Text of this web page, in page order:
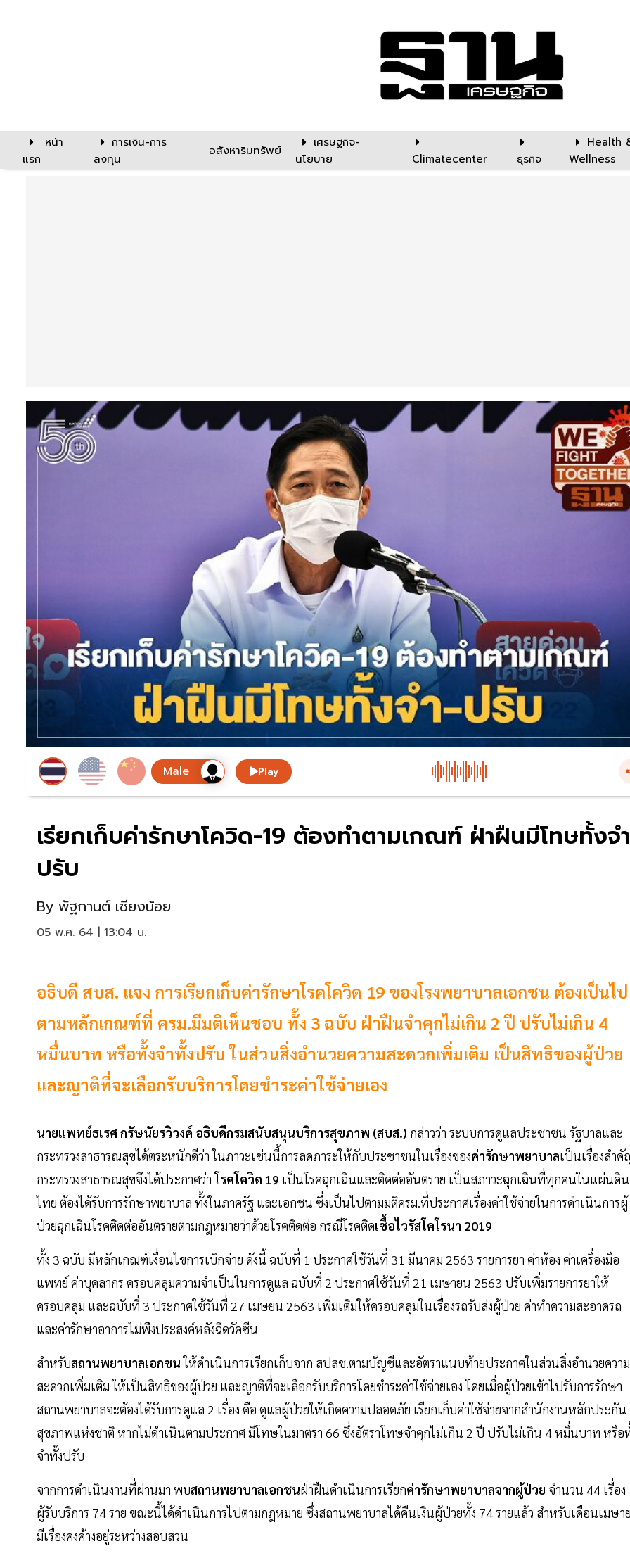
หน้า
แรก
การเงิน-การ
ลงทุน
อสังหาริมทรัพย์
เศรษฐกิจ-
นโยบาย
Climatecenter ธุรกิจ
Health
Wellness
Play
เรียกเก็บค่ารักษาโควิด-19 ต้องทำตามเกณฑ์ ฝ่าฝืนมีโทษทั้งจ
ปรับ
By พัฐกานต์ เชียงน้อย
05 พ.ค. 64 | 13:04 น.
อธิบดี สบส. แจง การเรียกเก็บค่ารักษาโรคโควิด 19 ของโรงพยาบาลเอกชน ต้องเป็นไป
ตามหลักเกณฑ์ที่ ครม.มีมติเห็นชอบ ทั้ง 3 ฉบับ ฝ่าฝืนจำคุกไม่เกิน 2 ปี ปรับไม่เกิน 4
หมื่นบาท หรือทั้งจำทั้งปรับ ในส่วนสิ่งอำนวยความสะดวกเพิ่มเติม เป็นสิทธิของผู้ป่วย
และญาติที่จะเลือกรับบริการโดยชำระค่าใช้จ่ายเอง
นายแพทย์ธเรศ กรัษนัยรวิวงค์ อธิบดีกรมสนับสนุนบริการสุขภาพ (สบส.) กล่าวว่า ระบบการดูแลประชาชน รัฐบาลและ
กระทรวงสาธารณสุขได้ตระหนักดีว่า ในภาวะเช่นนี้การลดภาระให้กับประชาชนในเรื่องของค่ารักษาพยาบาลเป็นเรื่องสำ
กระทรวงสาธารณสุขจึงได้ประกาศว่าโรคโควิด 19 เป็นโรคฉุกเฉินและติดต่ออันตราย เป็นสภาวะฉุกเฉินที่ทุกคนในแผ่นดิน
ไทย ต้องได้รับการรักษาพยาบาล ทั้งในภาครัฐ และเอกชน ซึ่งเป็นไปตามมติครม.ที่ประกาศเรื่องค่าใช้จ่ายในการดำเนินการผู้
ป่วยฉุกเฉินโรคติดต่ออันตรายตามกฎหมายว่าด้วยโรคติดต่อ กรณีโรคติดเชื้อไวรัสโคโรนา 2019
ทั้ง 3 ฉบับ มีหลักเกณฑ์เงื่อนไขการเบิกจ่าย ดังนี้ ฉบับที่ 1 ประกาศใช้วันที่ 31 มีนาคม 2563 รายการยา ค่าห้อง ค่าเครื่องมือ
แพทย์ ค่าบุคลากร ครอบคลุมความจำเป็นในการดูแล ฉบับที่ 2 ประกาศใช้วันที่ 21 เมษายน 2563 ปรับเพิ่มรายการยาให้
ครอบคลุม และฉบับที่ 3 ประกาศใช้วันที่ 27 เมษยน 2563 เพิ่มเติมให้ครอบคลุมในเรื่องรถรับส่งผู้ป่วย ค่าทำความสะอาดรถ
และค่ารักษาอาการไม่พึงประสงค์หลังฉีดวัคซีน
สำหรับสถานพยาบาลเอกชนให้ดำเนินการเรียกเก็บจาก สปสช.ตามบัญชีและอัตราแนบท้ายประกาศในส่วนสิ่งอำนวยความ
สะดวกเพิ่มเติม ให้เป็นสิทธิของผู้ป่วย และญาติที่จะเลือกรับบริการโดยชำระค่าใช้จ่ายเอง โดยเมื่อผู้ป่วยเข้าไปรับการรักษา
สถานพยาบาลจะต้องได้รับการดูแล 2 เรื่อง คือ ดูแลผู้ป่วยให้เกิดความปลอดภัย เรียกเก็บค่าใช้จ่ายจากสำนักงานหลักประกัน
สุขภาพแห่งชาติ หากไม่ดำเนินตามประกาศ มีโทษในมาตรา 66 ซึ่งอัตราโทษจำคุกไม่เกิน 2 ปี ปรับไม่เกิน 4 หมื่นบาท หรือ
จำทั้งปรับ
จากการดำเนินงานที่ผ่านมา พบสถานพยาบาลเอกชนฝ่าฝืนดำเนินการเรียกค่ารักษาพยาบาลจากผู้ป่วย จำนวน 44 เรื่อง
ผู้รับบริการ 74 ราย ขณะนี้ได้ดำเนินการไปตามกฎหมาย ซึ่งสถานพยาบาลได้คืนเงินผู้ป่วยทั้ง 74 รายแล้ว สำหรับเดือนเมษา
มีเรื่องคงค้างอยู่ระหว่างสอบสวน